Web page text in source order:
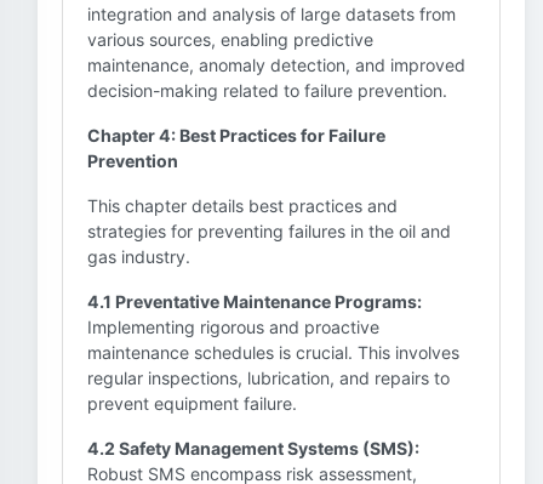
integration and analysis of large datasets from
various sources, enabling predictive
maintenance, anomaly detection, and improved
decision-making related to failure prevention.
Chapter 4: Best Practices for Failure
Prevention
This chapter details best practices and
strategies for preventing failures in the oil and
gas industry.
4.1 Preventative Maintenance Programs:
Implementing rigorous and proactive
maintenance schedules is crucial. This involves
regular inspections, lubrication, and repairs to
prevent equipment failure.
4.2 Safety Management Systems (SMS):
Robust SMS encompass risk assessment,